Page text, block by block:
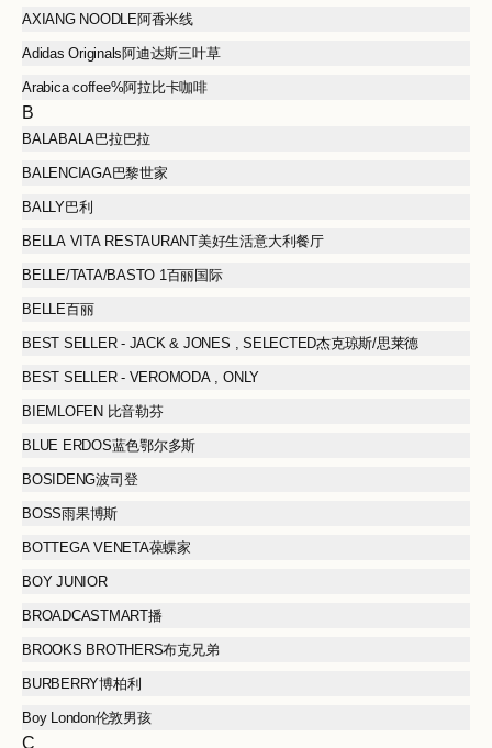
AXIANG NOODLE阿香米线
Adidas Originals阿迪达斯三叶草
Arabica coffee%阿拉比卡咖啡
B
BALABALA巴拉巴拉
BALENCIAGA巴黎世家
BALLY巴利
BELLA VITA RESTAURANT美好生活意大利餐厅
BELLE/TATA/BASTO 1百丽国际
BELLE百丽
BEST SELLER - JACK & JONES , SELECTED杰克琼斯/思莱德
BEST SELLER - VEROMODA , ONLY
BIEMLOFEN 比音勒芬
BLUE ERDOS蓝色鄂尔多斯
BOSIDENG波司登
BOSS雨果博斯
BOTTEGA VENETA葆蝶家
BOY JUNIOR
BROADCASTMART播
BROOKS BROTHERS布克兄弟
BURBERRY博柏利
Boy London伦敦男孩
C